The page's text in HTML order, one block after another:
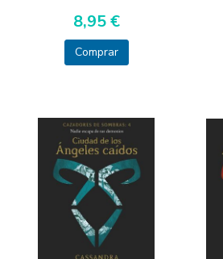
8,95 €
Comprar